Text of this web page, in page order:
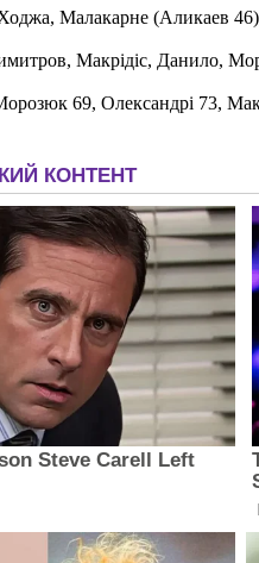
Малакарне (Аликаев
Макрідіс, Данило,
69, Олександрі 73,